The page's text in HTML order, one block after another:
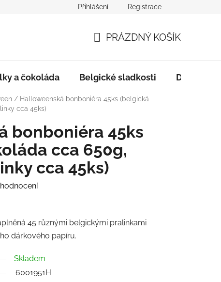
Složení, Seznam alergenů, Kosher certifikát
Přihlášení Registrace
KOŠÍK
PRÁZDNÝ KOŠÍK
a čokoláda Belgické sladkosti Dárkové
/ Halloweenská bonboniéra 45ks (belgická
cca 45ks)
bonboniéra 45ks
cca 650g,
cca 45ks)
45 různými belgickými pralinkami
dárkového papíru.
Skladem
6001951H